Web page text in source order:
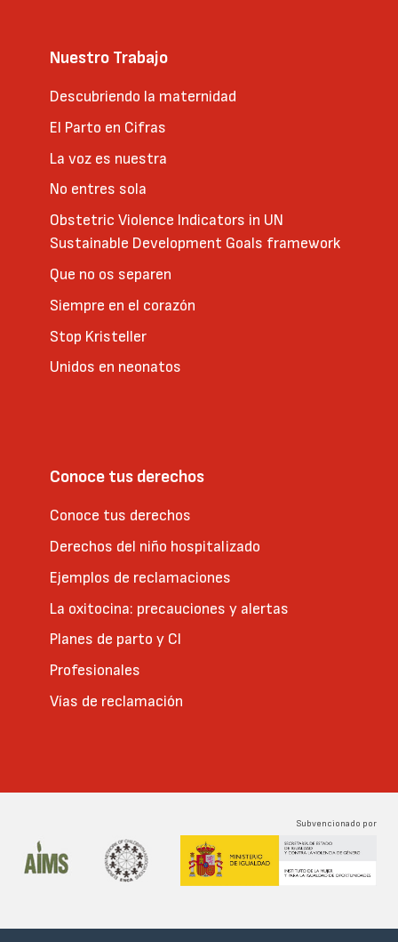
Nuestro Trabajo
Descubriendo la maternidad
El Parto en Cifras
La voz es nuestra
No entres sola
Obstetric Violence Indicators in UN
Sustainable Development Goals framework
Que no os separen
Siempre en el corazón
Stop Kristeller
Unidos en neonatos
Conoce tus derechos
Conoce tus derechos
Derechos del niño hospitalizado
Ejemplos de reclamaciones
La oxitocina: precauciones y alertas
Planes de parto y CI
Profesionales
Vías de reclamación
Subvencionado por